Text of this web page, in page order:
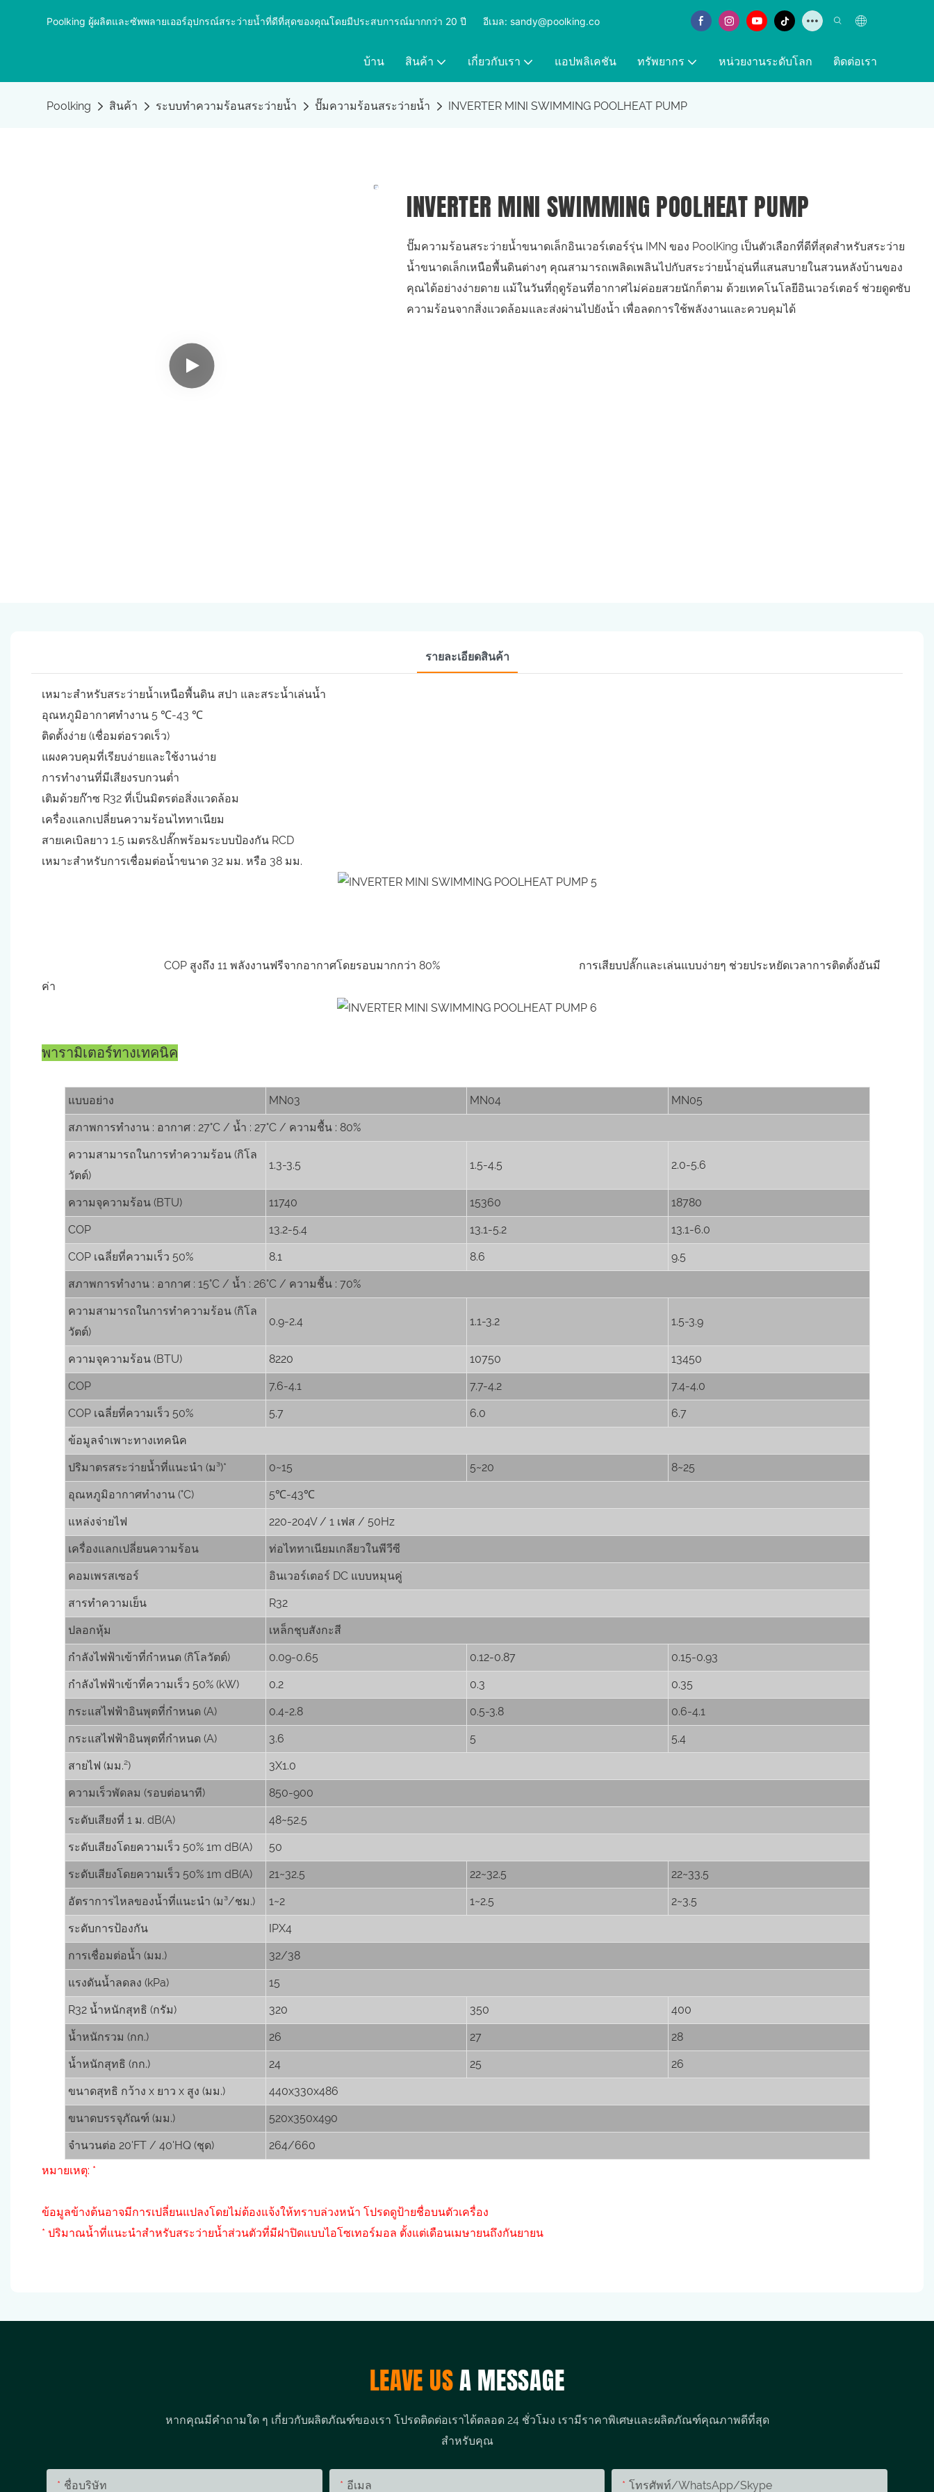
Poolking ผู้ผลิตและซัพพลายเออร์อุปกรณ์สระว่ายน้ำที่ดีที่สุดของคุณโดยมีประสบการณ์มากกว่า 20 ปี อีเมล: sandy@poolking.co
บ้าน สินค้า เกี่ยวกับเรา แอปพลิเคชัน ทรัพยากร หน่วยงานระดับโลก ติดต่อเรา
Poolking สินค้า ระบบทำความร้อนสระว่ายน้ำ ปั๊มความร้อนสระว่ายน้ำ INVERTER MINI SWIMMING POOLHEAT PUMP
INVERTER MINI SWIMMING POOLHEAT PUMP
ปั๊มความร้อนสระว่ายน้ำขนาดเล็กอินเวอร์เตอร์รุ่น IMN ของ PoolKing เป็นตัวเลือกที่ดีที่สุดสำหรับสระว่าย
น้ำขนาดเล็กเหนือพื้นดินต่างๆ คุณสามารถเพลิดเพลินไปกับสระว่ายน้ำอุ่นที่แสนสบายในสวนหลังบ้านของ
คุณได้อย่างง่ายดาย แม้ในวันที่ฤดูร้อนที่อากาศไม่ค่อยสวยนักก็ตาม ด้วยเทคโนโลยีอินเวอร์เตอร์ ช่วยดูดซับ
ความร้อนจากสิ่งแวดล้อมและส่งผ่านไปยังน้ำ เพื่อลดการใช้พลังงานและควบคุมได้
รายละเอียดสินค้า
เหมาะสำหรับสระว่ายน้ำเหนือพื้นดิน สปา และสระน้ำเล่นน้ำ
อุณหภูมิอากาศทำงาน 5 ℃-43 ℃
ติดตั้งง่าย (เชื่อมต่อรวดเร็ว)
แผงควบคุมที่เรียบง่ายและใช้งานง่าย
การทำงานที่มีเสียงรบกวนต่ำ
เติมด้วยก๊าซ R32 ที่เป็นมิตรต่อสิ่งแวดล้อม
เครื่องแลกเปลี่ยนความร้อนไททาเนียม
สายเคเบิลยาว 1.5 เมตร&ปลั๊กพร้อมระบบป้องกัน RCD
เหมาะสำหรับการเชื่อมต่อน้ำขนาด 32 มม. หรือ 38 มม.
COP สูงถึง 11 พลังงานฟรีจากอากาศโดยรอบมากกว่า 80% การเสียบปลั๊กและเล่นแบบง่ายๆ ช่วยประหยัดเวลาการติดตั้งอันมี
ค่า
พารามิเตอร์ทางเทคนิค
แบบอย่าง MN03 MN04 MN05
สภาพการทำงาน : อากาศ : 27°C / น้ำ : 27°C / ความชื้น : 80%
ความสามารถในการทำความร้อน (กิโล
วัตต์)
1.3-3.5 1.5-4.5 2.0-5.6
ความจุความร้อน (BTU) 11740 15360 18780
COP 13.2-5.4 13.1-5.2 13.1-6.0
COP เฉลี่ยที่ความเร็ว 50% 8.1 8.6 9.5
สภาพการทำงาน : อากาศ : 15°C / น้ำ : 26°C / ความชื้น : 70%
ความสามารถในการทำความร้อน (กิโล
วัตต์)
0.9-2.4 1.1-3.2 1.5-3.9
ความจุความร้อน (BTU) 8220 10750 13450
COP 7.6-4.1 7.7-4.2 7.4-4.0
COP เฉลี่ยที่ความเร็ว 50% 5.7 6.0 6.7
ข้อมูลจำเพาะทางเทคนิค
ปริมาตรสระว่ายน้ำที่แนะนำ (ม³)* 0~15 5~20 8~25
อุณหภูมิอากาศทำงาน (°C) 5℃-43℃
แหล่งจ่ายไฟ 220-204V / 1 เฟส / 50Hz
เครื่องแลกเปลี่ยนความร้อน ท่อไททาเนียมเกลียวในพีวีซี
คอมเพรสเซอร์ อินเวอร์เตอร์ DC แบบหมุนคู่
สารทำความเย็น R32
ปลอกหุ้ม เหล็กชุบสังกะสี
กำลังไฟฟ้าเข้าที่กำหนด (กิโลวัตต์) 0.09-0.65 0.12-0.87 0.15-0.93
กำลังไฟฟ้าเข้าที่ความเร็ว 50% (kW) 0.2 0.3 0.35
กระแสไฟฟ้าอินพุตที่กำหนด (A) 0.4-2.8 0.5-3.8 0.6-4.1
กระแสไฟฟ้าอินพุตที่กำหนด (A) 3.6 5 5.4
สายไฟ (มม.²) 3X1.0
ความเร็วพัดลม (รอบต่อนาที) 850-900
ระดับเสียงที่ 1 ม. dB(A) 48~52.5
ระดับเสียงโดยความเร็ว 50% 1m dB(A) 50
ระดับเสียงโดยความเร็ว 50% 1m dB(A) 21~32.5 22~32.5 22~33.5
อัตราการไหลของน้ำที่แนะนำ (ม³/ชม.) 1~2 1~2.5 2~3.5
ระดับการป้องกัน IPX4
การเชื่อมต่อน้ำ (มม.) 32/38
แรงดันน้ำลดลง (kPa) 15
R32 น้ำหนักสุทธิ (กรัม) 320 350 400
น้ำหนักรวม (กก.) 26 27 28
น้ำหนักสุทธิ (กก.) 24 25 26
ขนาดสุทธิ กว้าง x ยาว x สูง (มม.) 440x330x486
ขนาดบรรจุภัณฑ์ (มม.) 520x350x490
จำนวนต่อ 20'FT / 40'HQ (ชุด)
264/660
หมายเหตุ: *
ข้อมูลข้างต้นอาจมีการเปลี่ยนแปลงโดยไม่ต้องแจ้งให้ทราบล่วงหน้า โปรดดูป้ายชื่อบนตัวเครื่อง
* ปริมาณน้ำที่แนะนำสำหรับสระว่ายน้ำส่วนตัวที่มีฝาปิดแบบไอโซเทอร์มอล ตั้งแต่เดือนเมษายนถึงกันยายน
LEAVE USA MESSAGE
หากคุณมีคำถามใด ๆ เกี่ยวกับผลิตภัณฑ์ของเรา โปรดติดต่อเราได้ตลอด 24 ชั่วโมง เรามีราคาพิเศษและผลิตภัณฑ์คุณภาพดีที่สุด
สำหรับคุณ
ชื่อบริษัท อีเมล โทรศัพท์/WhatsApp/Skype